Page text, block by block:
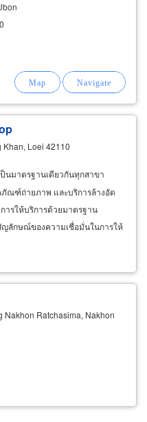
Khan, Loei 42110
นมาตรฐานเดียวกันทุกสาขา
ณฑ์ถ่ายภาพ และบริการล้างอัด
รให้บริการด้วยมาตรฐาน
ญลักษณ์ของความเชื่อมั่นในการให้
Nakhon Ratchasima, Nakhon